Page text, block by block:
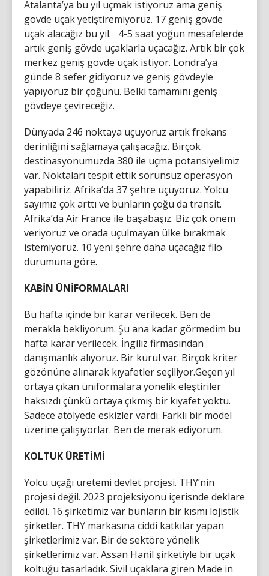
Atalanta’ya bu yıl uçmak istiyoruz ama geniş
gövde uçak yetiştiremiyoruz. 17 geniş gövde
uçak alacağız bu yıl. 4-5 saat yoğun mesafelerde
artık geniş gövde uçaklarla uçacağız. Artık bir çok
merkez geniş gövde uçak istiyor. Londra’ya
günde 8 sefer gidiyoruz ve geniş gövdeyle
yapıyoruz bir çoğunu. Belki tamamını geniş
gövdeye çevireceğiz.
Dünyada 246 noktaya uçuyoruz artık frekans
derinliğini sağlamaya çalışacağız. Birçok
destinasyonumuzda 380 ile uçma potansiyelimiz
var. Noktaları tespit ettik sorunsuz operasyon
yapabiliriz. Afrika’da 37 şehre uçuyoruz. Yolcu
sayımız çok arttı ve bunların çoğu da transit.
Afrika’da Air France ile başabaşız. Biz çok önem
veriyoruz ve orada uçulmayan ülke bırakmak
istemiyoruz. 10 yeni şehre daha uçacağız filo
durumuna göre.
KABİN ÜNİFORMALARI
Bu hafta içinde bir karar verilecek. Ben de
merakla bekliyorum. Şu ana kadar görmedim bu
hafta karar verilecek. İngiliz firmasından
danışmanlık alıyoruz. Bir kurul var. Birçok kriter
gözönüne alınarak kıyafetler seçiliyor.Geçen yıl
ortaya çıkan üniformalara yönelik eleştiriler
haksızdı çünkü ortaya çıkmış bir kıyafet yoktu.
Sadece atölyede eskizler vardı. Farklı bir model
üzerine çalışıyorlar. Ben de merak ediyorum.
KOLTUK ÜRETİMİ
Yolcu uçağı üretemi devlet projesi. THY’nin
projesi değil. 2023 projeksiyonu içerisnde deklare
edildi. 16 şirketimiz var bunların bir kısmı lojistik
şirketler. THY markasına ciddi katkılar yapan
şirketlerimiz var. Bir de sektöre yönelik
şirketlerimiz var. Assan Hanil şirketiyle bir uçak
koltuğu tasarladık. Sivil uçaklara giren Made in